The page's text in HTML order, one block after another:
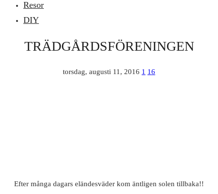
Resor
DIY
TRÄDGÅRDSFÖRENINGEN
torsdag, augusti 11, 2016 1 16
Efter många dagars eländesväder kom äntligen solen tillbaka!!